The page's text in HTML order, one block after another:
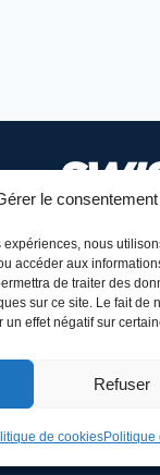
le
expériences, nous
accéder aux
de traiter des
sur ce site. Le fait de
un effet négatif sur
Refuser
de cookiesPolitique